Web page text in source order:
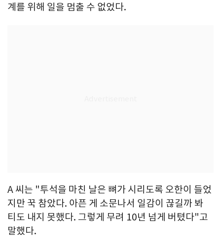
계를 위해 일을 멈출 수 없었다.
A 씨는 "투석을 마친 날은 뼈가 시리도록 오한이 들었
지만 꾹 참았다. 아픈 게 소문나서 일감이 끊길까 봐
티도 내지 못했다. 그렇게 무려 10년 넘게 버텼다"고
말했다.